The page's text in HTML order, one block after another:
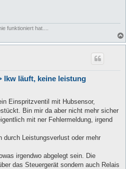
funktioniert hat....
lkw läuft, keine leistung
Einspritzventil mit Hubsensor,
Bin mir da aber nicht mehr sicher
mit ner Fehlermeldung, irgend
durch Leistungsverlust oder mehr
irgendwo abgelegt sein. Die
das Steuergerät sondern auch Relais